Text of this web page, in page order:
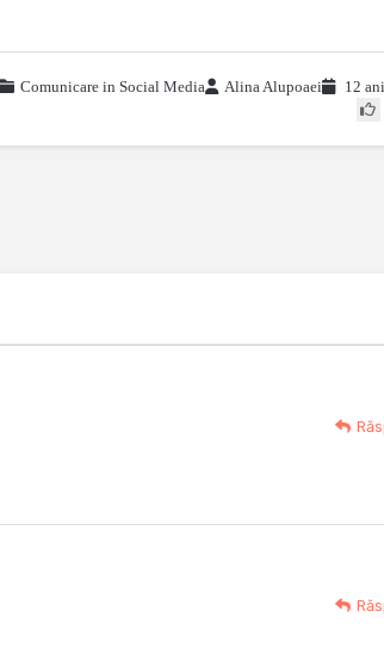
Comunicare in Social Media Alina Alupoaei
12 ani